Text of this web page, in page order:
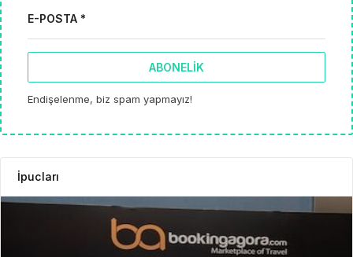
E-POSTA *
ABONELIK
Endişelenme, biz spam yapmayız!
İpucları